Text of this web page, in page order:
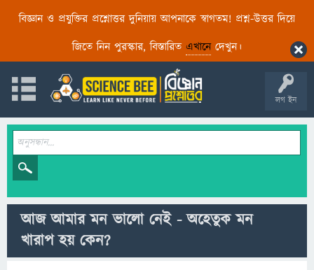
বিজ্ঞান ও প্রযুক্তির প্রশ্নোত্তর দুনিয়ায় আপনাকে স্বাগতম! প্রশ্ন-উত্তর দিয়ে
জিতে নিন পুরস্কার, বিস্তারিত এখানেদেখুন।
লগ ইন
আজ আমার মন ভালো নেই - অহেতুক মন
খারাপ হয় কেন?